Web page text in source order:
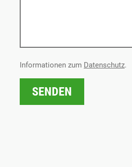
Informationen zum Datenschutz.
SENDEN